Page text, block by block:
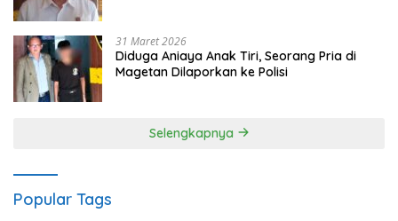
31 Maret 2026
Diduga Aniaya Anak Tiri, Seorang Pria di
Magetan Dilaporkan ke Polisi
Selengkapnya
Popular Tags